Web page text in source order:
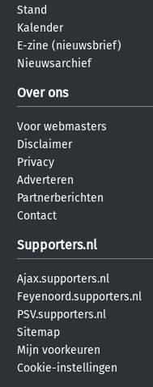
Stand
Kalender
E-zine (nieuwsbrief)
Nieuwsarchief
Over ons
Voor webmasters
Disclaimer
Privacy
Adverteren
Partnerberichten
Contact
Supporters.nl
Ajax.supporters.nl
Feyenoord.supporters.nl
PSV.supporters.nl
Sitemap
Mijn voorkeuren
Cookie-instellingen